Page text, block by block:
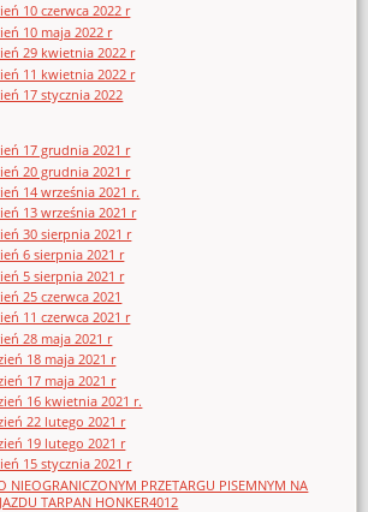
10 czerwca 2022 r
10 maja 2022 r
29 kwietnia 2022 r
11 kwietnia 2022 r
17 stycznia 2022
17 grudnia 2021 r
20 grudnia 2021 r
14 września 2021 r.
13 września 2021 r
30 sierpnia 2021 r
6 sierpnia 2021 r
5 sierpnia 2021 r
25 czerwca 2021
11 czerwca 2021 r
28 maja 2021 r
18 maja 2021 r
17 maja 2021 r
16 kwietnia 2021 r.
22 lutego 2021 r
19 lutego 2021 r
15 stycznia 2021 r
NIEOGRANICZONYM PRZETARGU PISEMNYM NA
TARPAN HONKER4012